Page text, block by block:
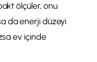
ölçüler, onu
da enerji düzeyi
ev içinde